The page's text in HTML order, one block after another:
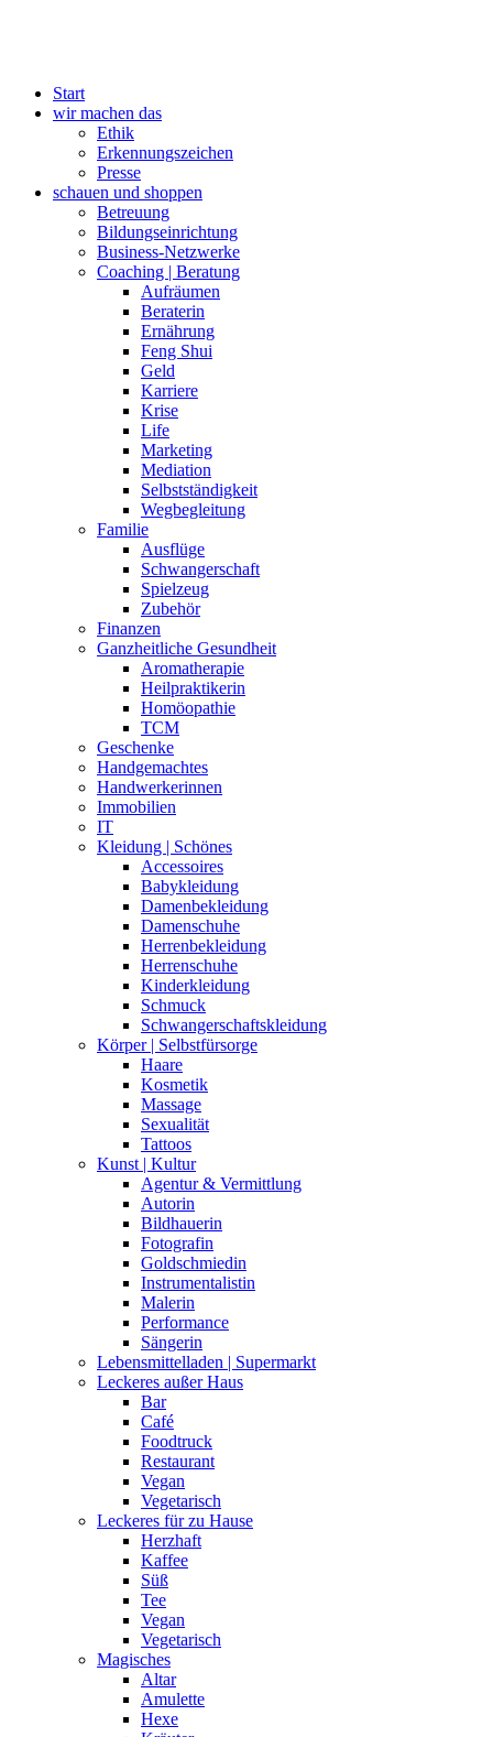
Start
wir machen das
Ethik
Erkennungszeichen
Presse
schauen und shoppen
Betreuung
Bildungseinrichtung
Business-Netzwerke
Coaching | Beratung
Aufräumen
Beraterin
Ernährung
Feng Shui
Geld
Karriere
Krise
Life
Marketing
Mediation
Selbstständigkeit
Wegbegleitung
Familie
Ausflüge
Schwangerschaft
Spielzeug
Zubehör
Finanzen
Ganzheitliche Gesundheit
Aromatherapie
Heilpraktikerin
Homöopathie
TCM
Geschenke
Handgemachtes
Handwerkerinnen
Immobilien
IT
Kleidung | Schönes
Accessoires
Babykleidung
Damenbekleidung
Damenschuhe
Herrenbekleidung
Herrenschuhe
Kinderkleidung
Schmuck
Schwangerschaftskleidung
Körper | Selbstfürsorge
Haare
Kosmetik
Massage
Sexualität
Tattoos
Kunst | Kultur
Agentur & Vermittlung
Autorin
Bildhauerin
Fotografin
Goldschmiedin
Instrumentalistin
Malerin
Performance
Sängerin
Lebensmittelladen | Supermarkt
Leckeres außer Haus
Bar
Café
Foodtruck
Restaurant
Vegan
Vegetarisch
Leckeres für zu Hause
Herzhaft
Kaffee
Süß
Tee
Vegan
Vegetarisch
Magisches
Altar
Amulette
Hexe